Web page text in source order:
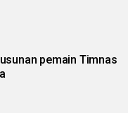
pemain Timnas